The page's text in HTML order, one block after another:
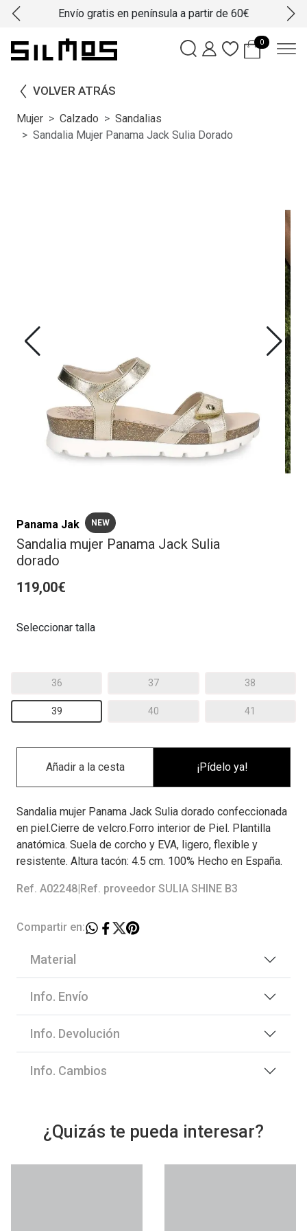
Envío gratis en península a partir de 60€
0
VOLVER ATRÁS
Mujer Calzado
Sandalias
Sandalia Mujer Panama Jack Sulia Dorado
Panama Jak NEW
Sandalia mujer Panama Jack Sulia
dorado
119,00€
Seleccionar talla
36 37 38
39 40 41
¡Pídelo ya!
Sandalia mujer Panama Jack Sulia dorado confeccionada
en piel.Cierre de velcro.Forro interior de Piel. Plantilla
anatómica. Suela de corcho y EVA, ligero, flexible y
resistente. Altura tacón: 4.5 cm. 100% Hecho en España.
Ref. A02248 Ref. proveedor SULIA SHINE B3
Compartir en:
Material
Info. Envío
Info. Devolución
Info. Cambios
¿Quizás te pueda interesar?